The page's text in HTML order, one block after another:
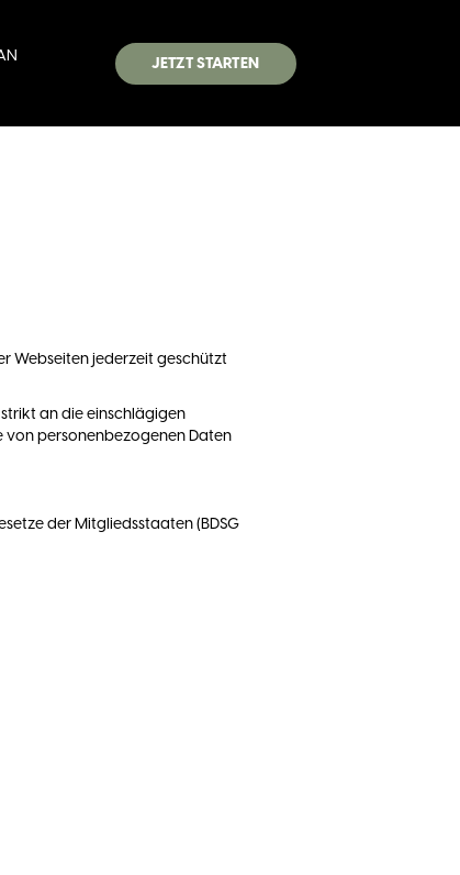
JETZT STARTEN
Webseiten jederzeit geschützt
an die einschlägigen
von personenbezogenen Daten
der Mitgliedsstaaten (BDSG